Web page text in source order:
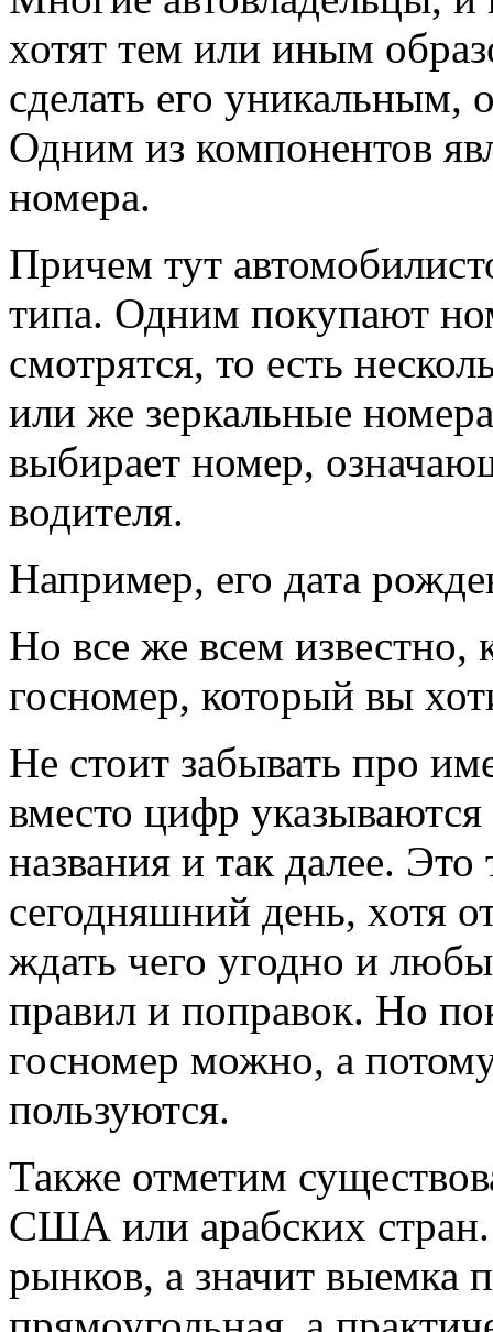
хотят тем или иным
сделать его
Одним из компонентов
номера.
Причем тут
типа. Одним покупают
смотрятся, то есть
или же зеркальные
выбирает номер,
водителя.
Например, его дата
Но все же всем известно,
госномер, который вы
Не стоит забывать про
вместо цифр
названия и так далее.
сегодняшний день, хотя
ждать чего угодно и
правил и поправок. Но
госномер можно, а
пользуются.
Также отметим
США или арабских стран.
рынков, а значит выемка